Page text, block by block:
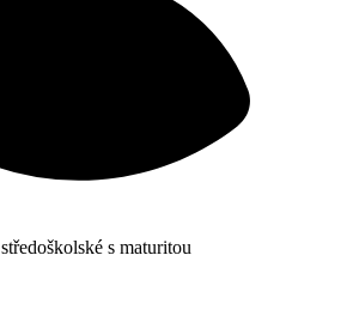
středoškolské s maturitou